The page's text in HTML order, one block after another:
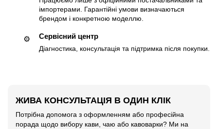
імпортерами. Гарантійні умови визначаються
брендом і конкретною моделлю.
⚙️ Сервісний центр
Діагностика, консультація та підтримка після покупки.
ЖИВА КОНСУЛЬТАЦІЯ В ОДИН КЛІК
Потрібна допомога з оформленням або професійна
порада щодо вибору кави, чаю або кавоварки? Ми на